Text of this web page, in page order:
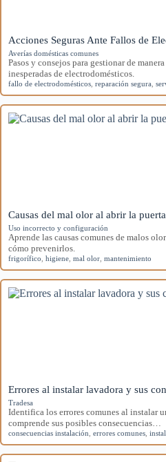
Acciones Seguras Ante Fallos de
Averías domésticas comunes
Pasos y consejos para gestionar de
inesperadas de electrodomésticos.
fallo de electrodomésticos reparación segura
Causas del mal olor al abrir la
Uso incorrecto y configuración
Aprende las causas comunes de malos
cómo prevenirlos.
frigorífico higiene mal olor mantenimiento
Errores al instalar lavadora y sus
Tradesa
Identifica los errores comunes al instalar
comprende sus posibles consecuencias…
consecuencias instalación errores comunes